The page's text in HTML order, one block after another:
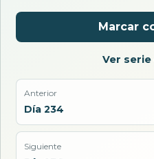
Marcar
Ver
Anterior
Día 234
Siguiente